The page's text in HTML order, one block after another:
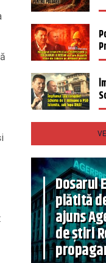
Dosarul
plătită
ajuns
de știri